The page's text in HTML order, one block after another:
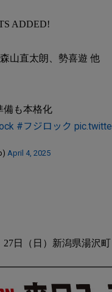
ADDED!
山直太朗、勢喜遊 他
備も本格化
#フジロック
April 4, 2025
27日（日）新潟県湯沢